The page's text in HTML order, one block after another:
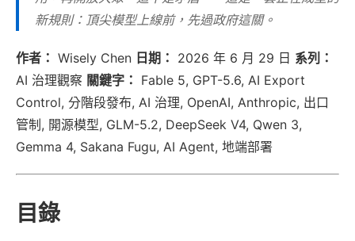
新規則：頂尖模型上線前，先過政府這關。
作者： Wisely Chen 日期： 2026 年 6 月 29 日 系列：
AI 治理觀察 關鍵字： Fable 5, GPT-5.6, AI Export
Control, 分階段發布, AI 治理, OpenAI, Anthropic, 出口
管制, 開源模型, GLM-5.2, DeepSeek V4, Qwen 3,
Gemma 4, Sakana Fugu, AI Agent, 地端部署
目錄